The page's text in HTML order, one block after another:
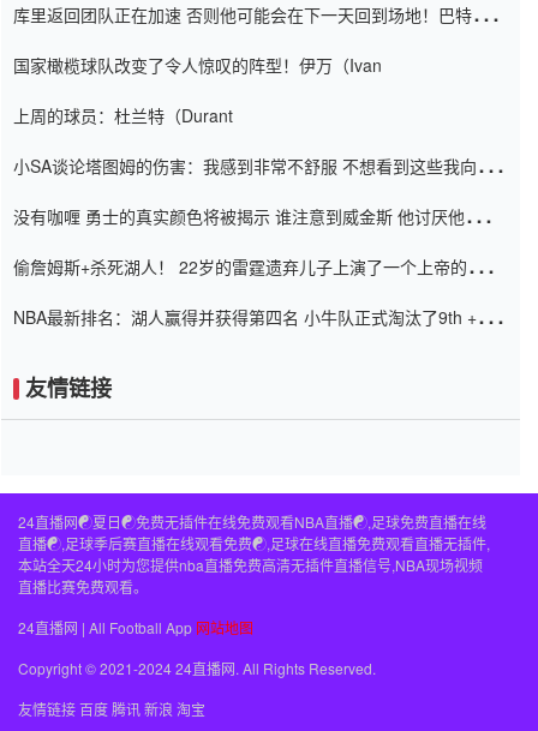
库里返回团队正在加速 否则他可能会在下一天回到场地！巴特勒迈
国家橄榄球队改变了令人惊叹的阵型！伊万（Ivan
上周的球员：杜兰特（Durant
小SA谈论塔图姆的伤害：我感到非常不舒服 不想看到这些我向他
没有咖喱 勇士的真实颜色将被揭示 谁注意到威金斯 他讨厌他的老
偷詹姆斯+杀死湖人！ 22岁的雷霆遗弃儿子上演了一个上帝的剧
NBA最新排名：湖人赢得并获得第四名 小牛队正式淘汰了9th + 76
友情链接
24直播网☯️夏日☯️免费无插件在线免费观看NBA直播☯️,足球免费直播在线
直播☯️,足球季后赛直播在线观看免费☯️,足球在线直播免费观看直播无插件,
本站全天24小时为您提供nba直播免费高清无插件直播信号,NBA现场视频
直播比赛免费观看。
24直播网 | All Football App 网站地图
Copyright © 2021-2024 24直播网. All Rights Reserved.
友情链接百度腾讯新浪 淘宝